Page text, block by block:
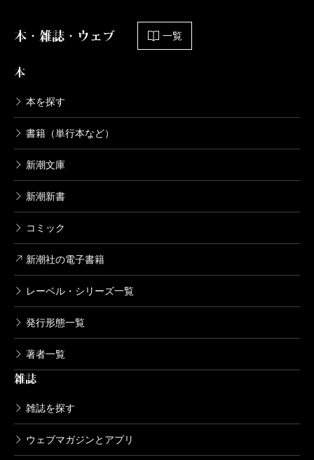
本・雑誌・ウェブ 一覧
本
本を探す
書籍（単行本など）
新潮文庫
新潮新書
コミック
新潮社の電子書籍
レーベル・シリーズ一覧
発行形態一覧
著者一覧
雑誌
雑誌を探す
ウェブマガジンとアプリ